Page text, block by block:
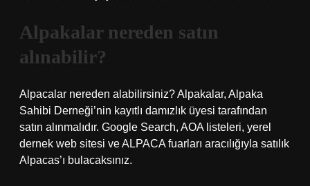
Alpakalar nereden satın
alınabilir?
Alpacalar nereden alabilirsiniz? Alpakalar, Alpaka
Sahibi Derneği’nin kayıtlı damızlık üyesi tarafından
satın alınmalıdır. Google Search, AOA listeleri, yerel
dernek web sitesi ve ALPACA fuarları aracılığıyla satılık
Alpacas’ı bulacaksınız.